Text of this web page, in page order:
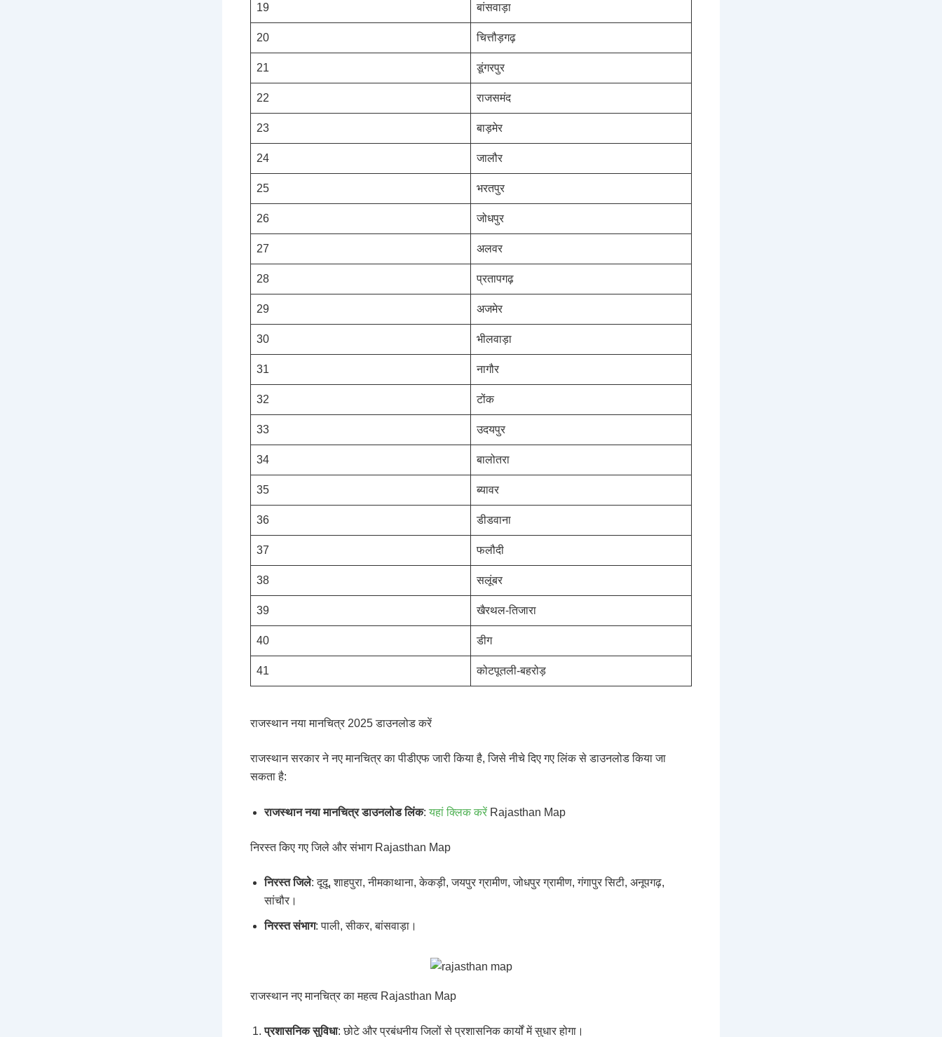
19 बांसवाड़ा
20 चित्तौड़गढ़
21 डूंगरपुर
22 राजसमंद
23 बाड़मेर
24 जालौर
25 भरतपुर
26 जोधपुर
27 अलवर
28 प्रतापगढ़
29 अजमेर
30 भीलवाड़ा
31 नागौर
32 टोंक
33 उदयपुर
34 बालोतरा
35 ब्यावर
36 डीडवाना
37 फलौदी
38 सलूंबर
39 खैरथल-तिजारा
40 डीग
41 कोटपूतली-बहरोड़
राजस्थान नया मानचित्र 2025 डाउनलोड करें
राजस्थान सरकार ने नए मानचित्र का पीडीएफ जारी किया है, जिसे नीचे दिए गए लिंक से डाउनलोड किया जा
सकता है:
राजस्थान नया मानचित्र डाउनलोड लिंक: यहां क्लिक करें Rajasthan Map
निरस्त किए गए जिले और संभाग Rajasthan Map
निरस्त जिले: दूदू, शाहपुरा, नीमकाथाना, केकड़ी, जयपुर ग्रामीण, जोधपुर ग्रामीण, गंगापुर सिटी, अनूपगढ़,
सांचौर।
निरस्त संभाग: पाली, सीकर, बांसवाड़ा।
राजस्थान नए मानचित्र का महत्व Rajasthan Map
प्रशासनिक सुविधा: छोटे और प्रबंधनीय जिलों से प्रशासनिक कार्यों में सुधार होगा।